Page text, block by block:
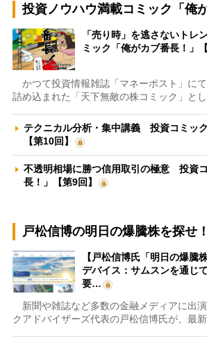
投資ノウハウ満載コミック「俺
「売り時」を逃さないト
ミック「俺がカブ番長！」
かつて投資情報雑誌「マネーポスト」に
詰め込まれた「天下無敵の株コミック」と
テクニカル分析・集中講義 投資コミック
【第10回】
不透明相場に勝つ信用取引の極意 投資
長！」【第9回】
戸松信博の明日の爆騰株を探せ！
【戸松信博氏「明日の爆騰
デバイス：サムスンを通じ
要…
新聞や雑誌など多数の金融メディアに出
クアドバイザーズ代表の戸松信博氏が、最